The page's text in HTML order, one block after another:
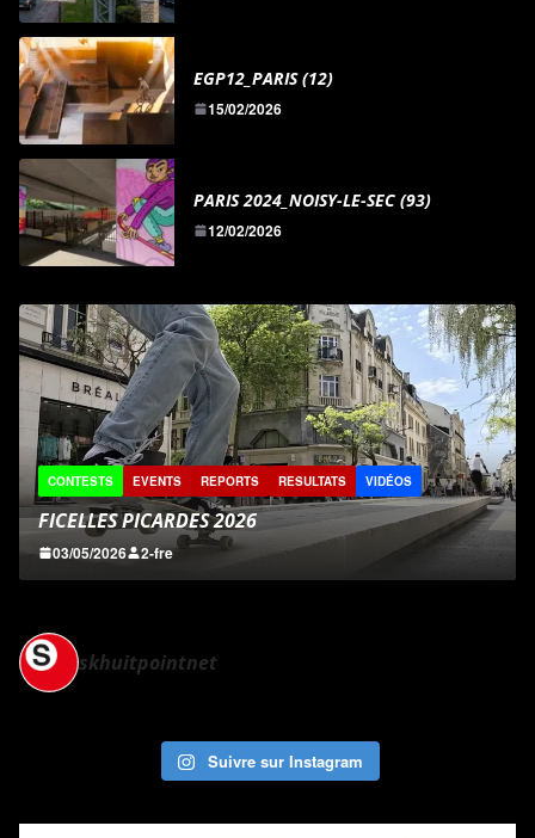
EGP12_PARIS (12)
15/02/2026
PARIS 2024_NOISY-LE-SEC (93)
12/02/2026
CONTESTS EVENTS REPORTS RESULTATS VIDÉOS
FICELLES PICARDES 2026
03/05/2026 2-fre
skhuitpointnet
Suivre sur Instagram